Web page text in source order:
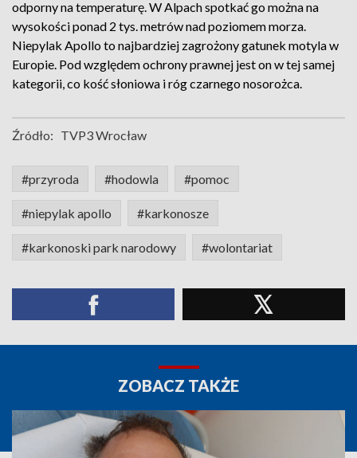
odporny na temperaturę. W Alpach spotkać go można na
wysokości ponad 2 tys. metrów nad poziomem morza.
Niepylak Apollo to najbardziej zagrożony gatunek motyla w
Europie. Pod względem ochrony prawnej jest on w tej samej
kategorii, co kość słoniowa i róg czarnego nosorożca.
Źródło: TVP3 Wrocław
#przyroda #hodowla #pomoc
#niepylak apollo #karkonosze
#karkonoski park narodowy #wolontariat
ZOBACZ TAKŻE